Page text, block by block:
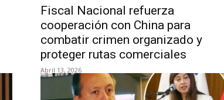
Fiscal Nacional refuerza
cooperación con China para
combatir crimen organizado y
proteger rutas comerciales
Abril 13, 2026